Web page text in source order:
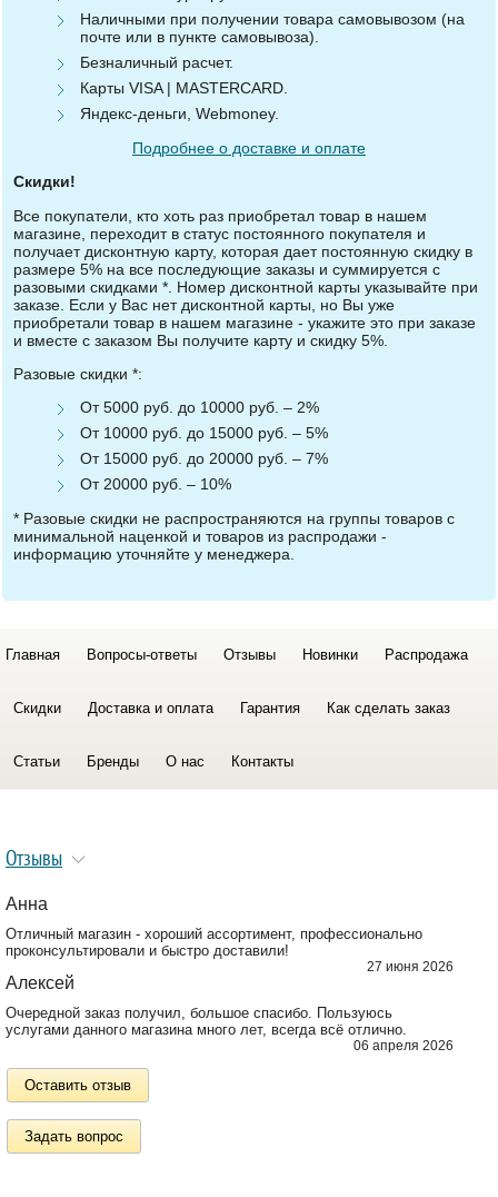
Наличными при получении товара самовывозом (на
почте или в пункте самовывоза).
Безналичный расчет.
Карты VISA | MASTERCARD.
Яндекс-деньги, Webmoney.
Подробнее о доставке и оплате
Скидки!
Все покупатели, кто хоть раз приобретал товар в нашем
магазине, переходит в статус постоянного покупателя и
получает дисконтную карту, которая дает постоянную скидку в
размере 5% на все последующие заказы и суммируется с
разовыми скидками *. Номер дисконтной карты указывайте при
заказе. Если у Вас нет дисконтной карты, но Вы уже
приобретали товар в нашем магазине - укажите это при заказе
и вместе с заказом Вы получите карту и скидку 5%.
Разовые скидки *:
От 5000 руб. до 10000 руб. – 2%
От 10000 руб. до 15000 руб. – 5%
От 15000 руб. до 20000 руб. – 7%
От 20000 руб. – 10%
* Разовые скидки не распространяются на группы товаров с
минимальной наценкой и товаров из распродажи -
информацию уточняйте у менеджера.
Главная Вопросы-ответы Отзывы Новинки Распродажа
Скидки Доставка и оплата Гарантия Как сделать заказ
Статьи Бренды О нас Контакты
Отзывы
Анна
Отличный магазин - хороший ассортимент, профессионально
проконсультировали и быстро доставили!
27 июня 2026
Алексей
Очередной заказ получил, большое спасибо. Пользуюсь
услугами данного магазина много лет, всегда всё отлично.
06 апреля 2026
Оставить отзыв
Задать вопрос